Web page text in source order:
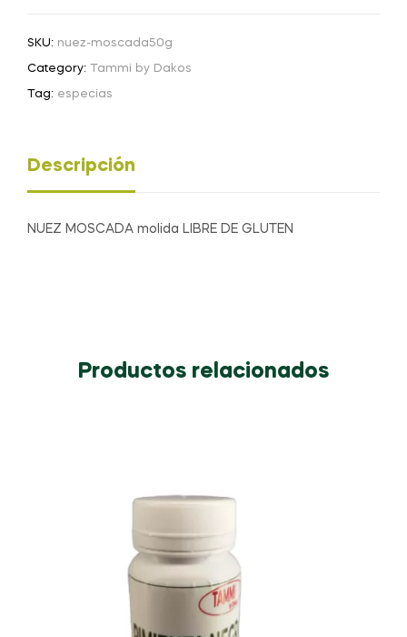
SKU: nuez-moscada50g
Category: Tammi by Dakos
Tag: especias
Descripción
NUEZ MOSCADA molida LIBRE DE GLUTEN
Productos relacionados